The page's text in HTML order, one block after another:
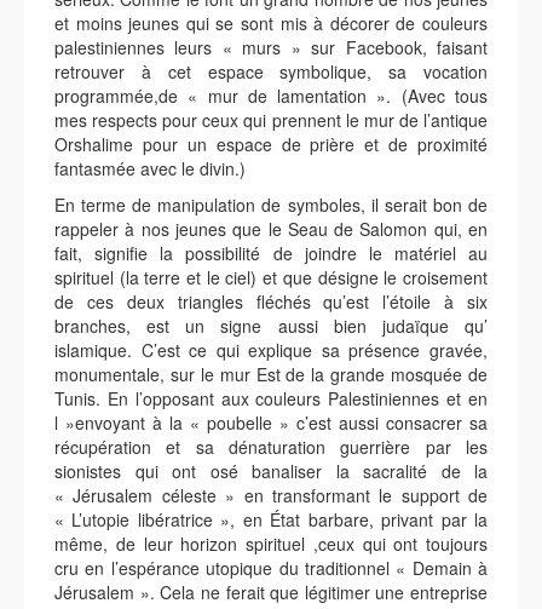
et moins jeunes qui se sont mis à décorer de couleurs
palestiniennes leurs « murs » sur Facebook, faisant
retrouver à cet espace symbolique, sa vocation
programmée,de « mur de lamentation ». (Avec tous
mes respects pour ceux qui prennent le mur de l’antique
Orshalime pour un espace de prière et de proximité
fantasmée avec le divin.)
En terme de manipulation de symboles, il serait bon de
rappeler à nos jeunes que le Seau de Salomon qui, en
fait, signifie la possibilité de joindre le matériel au
spirituel (la terre et le ciel) et que désigne le croisement
de ces deux triangles fléchés qu’est l’étoile à six
branches, est un signe aussi bien judaïque qu’
islamique. C’est ce qui explique sa présence gravée,
monumentale, sur le mur Est de la grande mosquée de
Tunis. En l’opposant aux couleurs Palestiniennes et en
l »envoyant à la « poubelle » c’est aussi consacrer sa
récupération et sa dénaturation guerrière par les
sionistes qui ont osé banaliser la sacralité de la
« Jérusalem céleste » en transformant le support de
« L’utopie libératrice », en État barbare, privant par la
même, de leur horizon spirituel ,ceux qui ont toujours
cru en l’espérance utopique du traditionnel « Demain à
Jérusalem ». Cela ne ferait que légitimer une entreprise